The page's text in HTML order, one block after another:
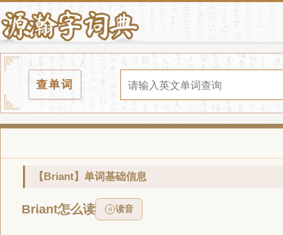
查单词
【Briant】单词基础信息
Briant怎么读 读音